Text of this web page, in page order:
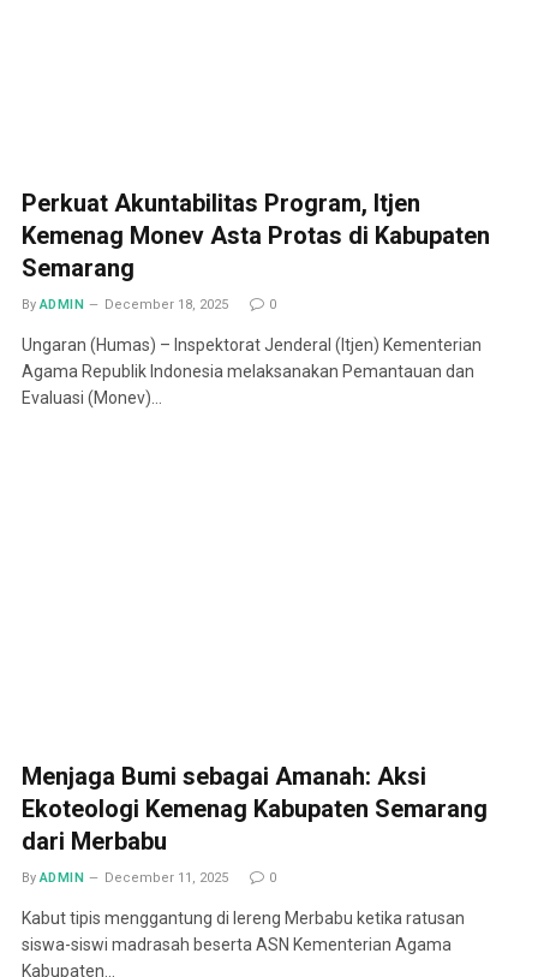
Perkuat Akuntabilitas Program, Itjen
Kemenag Monev Asta Protas di Kabupaten
Semarang
By ADMIN December 18, 2025 0
Ungaran (Humas) – Inspektorat Jenderal (Itjen) Kementerian
Agama Republik Indonesia melaksanakan Pemantauan dan
Evaluasi (Monev)…
Menjaga Bumi sebagai Amanah: Aksi
Ekoteologi Kemenag Kabupaten Semarang
dari Merbabu
By ADMIN December 11, 2025 0
Kabut tipis menggantung di lereng Merbabu ketika ratusan
siswa-siswi madrasah beserta ASN Kementerian Agama
Kabupaten…